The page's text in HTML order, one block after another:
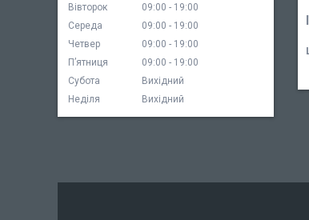
Вівторок
09:00
19:00
Середа
09:00
19:00
Четвер
09:00
19:00
Пʼятниця
09:00
19:00
Субота
Вихідний
Неділя
Вихідний